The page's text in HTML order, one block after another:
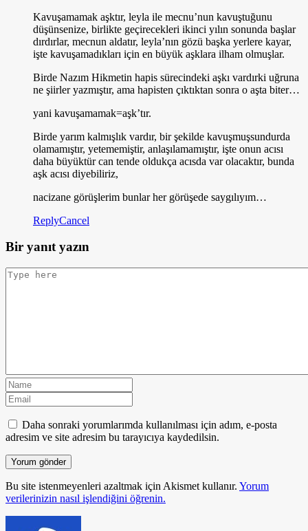
Kavuşamamak aşktır, leyla ile mecnu’nun kavuştuğunu
düşünsenize, birlikte geçirecekleri ikinci yılın sonunda başlar
dırdırlar, mecnun aldatır, leyla’nın gözü başka yerlere kayar,
işte kavuşamadıkları için en büyük aşklara ilham olmuşlar.
Birde Nazım Hikmetin hapis sürecindeki aşkı vardırki uğruna
ne şiirler yazmıştır, ama hapisten çıktıktan sonra o aşta biter…
yani kavuşamamak=aşk’tır.
Birde yarım kalmışlık vardır, bir şekilde kavuşmuşsundurda
olamamıştır, yetememiştir, anlaşılamamıştır, işte onun acısı
daha büyüktür can tende oldukça acısda var olacaktır, bunda
aşk acısı diyebiliriz,
nacizane görüşlerim bunlar her görüşede saygılıyım…
ReplyCancel
Bir yanıt yazın
Daha sonraki yorumlarımda kullanılması için adım, e-posta
adresim ve site adresim bu tarayıcıya kaydedilsin.
Bu site istenmeyenleri azaltmak için Akismet kullanır. Yorum
verilerinizin nasıl işlendiğini öğrenin.